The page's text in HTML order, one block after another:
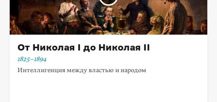
От Николая I до Николая II
1825–1894
Интеллигенция между властью и народом